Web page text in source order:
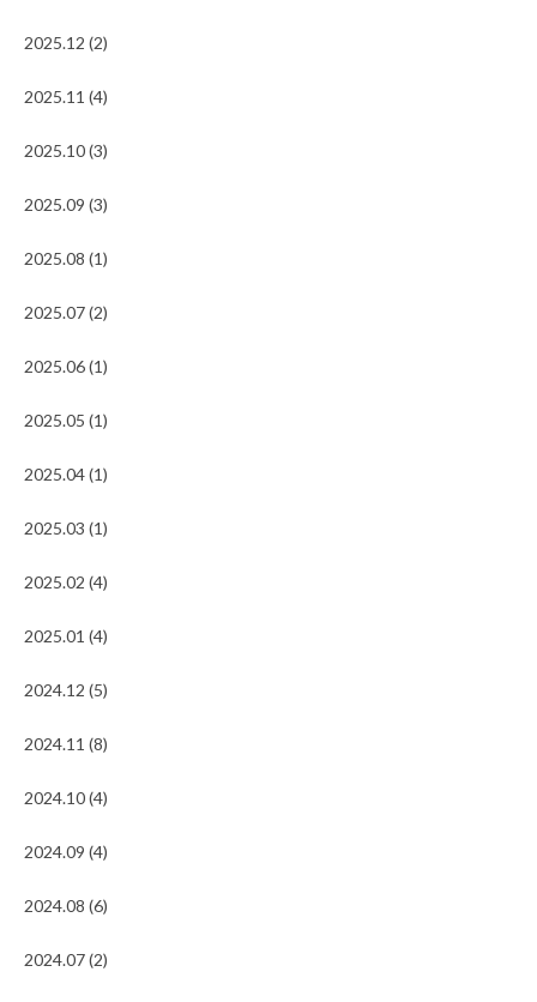
2025.12 (2)
2025.11 (4)
2025.10 (3)
2025.09 (3)
2025.08 (1)
2025.07 (2)
2025.06 (1)
2025.05 (1)
2025.04 (1)
2025.03 (1)
2025.02 (4)
2025.01 (4)
2024.12 (5)
2024.11 (8)
2024.10 (4)
2024.09 (4)
2024.08 (6)
2024.07 (2)